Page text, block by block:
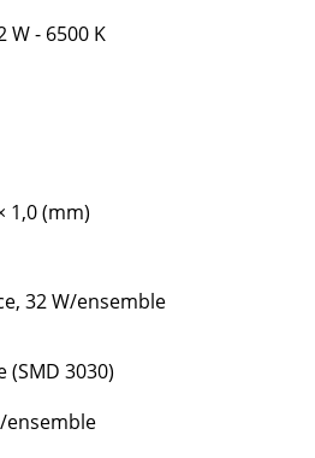
W - 6500 K
1,0 (mm)
32 W/ensemble
(SMD 3030)
ensemble